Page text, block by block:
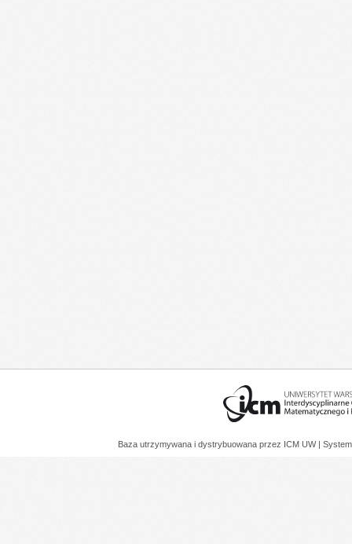
Baza utrzymywana i dystrybuowana przez ICM UW |